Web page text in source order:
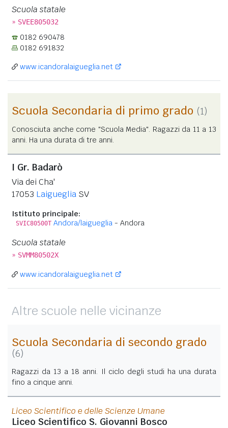
Scuola statale
» SVEE805032
0182 690478
0182 691832
www.icandoralaigueglia.net
Scuola Secondaria di primo grado (1)
Conosciuta anche come "Scuola Media". Ragazzi da 11 a 13
anni. Ha una durata di tre anni.
I Gr. Badarò
Via dei Cha'
17053 Laigueglia SV
Istituto principale:
SVIC80500T Andora/laigueglia - Andora
Scuola statale
» SVMM80502X
www.icandoralaigueglia.net
Altre scuole nelle vicinanze
Scuola Secondaria di secondo grado
(6)
Ragazzi da 13 a 18 anni. Il ciclo degli studi ha una durata
fino a cinque anni.
Liceo Scientifico e delle Scienze Umane
Liceo Scientifico S. Giovanni Bosco